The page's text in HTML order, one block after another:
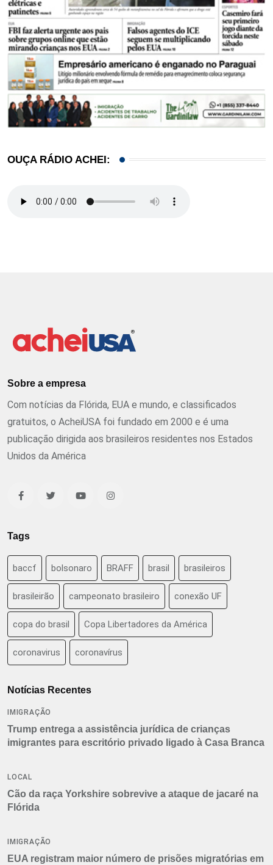
OUÇA RÁDIO ACHEI:
Sobre a empresa
Com notícias da Flórida, EUA e mundo, e classificados
gratuitos, o AcheiUSA foi fundado em 2000 e é uma
publicação dirigida aos brasileiros residentes nos Estados
Unidos da América
Tags
baccf bolsonaro BRAFF brasil brasileiros
brasileirão campeonato brasileiro conexão UF
copa do brasil Copa Libertadores da América
coronavirus coronavírus
Notícias Recentes
IMIGRAÇÃO
Trump entrega a assistência jurídica de crianças
imigrantes para escritório privado ligado à Casa Branca
LOCAL
Cão da raça Yorkshire sobrevive a ataque de jacaré na
Flórida
IMIGRAÇÃO
EUA registram maior número de prisões migratórias em